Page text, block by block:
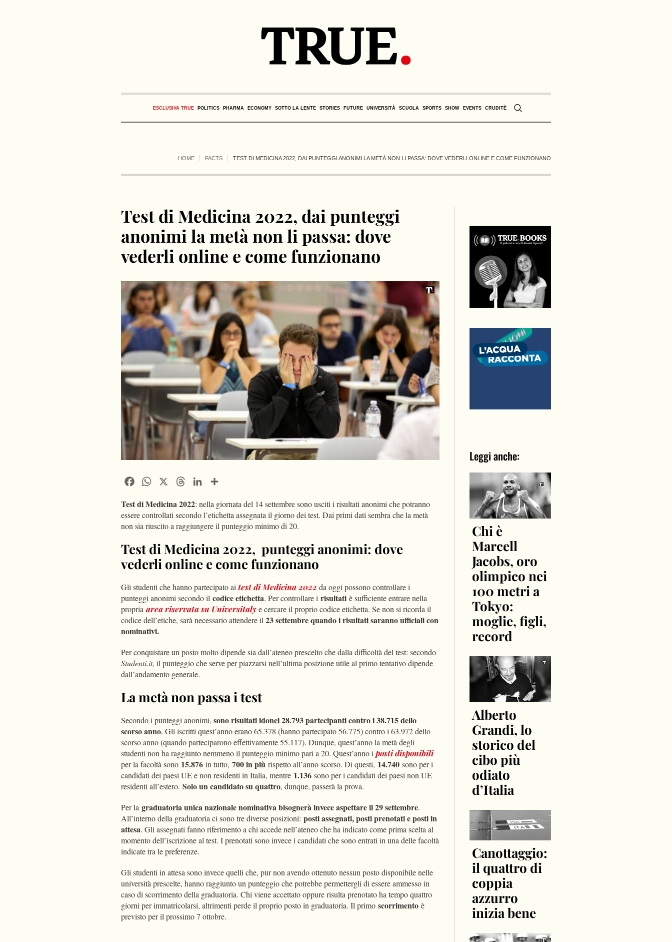
ESCLUSIVA TRUE POLITICS PHARMA ECONOMY SOTTO LA LENTE STORIES FUTURE UNIVERSITÀ SCUOLA SPORTS SHOW EVENTS CRUDITÈ
HOME FACTS TEST DI MEDICINA 2022, DAI PUNTEGGI ANONIMI LA METÀ NON LI PASSA: DOVE VEDERLI ONLINE E COME FUNZIONANO
Test di Medicina 2022, dai punteggi
anonimi la metà non li passa: dove
vederli online e come funzionano
FacebookWhatsApp ThreadsLinkedIn
Test di Medicina 2022: nella giornata del 14 settembre sono usciti i risultati anonimi che potranno
essere controllati secondo l’etichetta assegnata il giorno dei test. Dai primi dati sembra che la metà
non sia riuscito a raggiungere il punteggio minimo di 20.
Test di Medicina 2022, punteggi anonimi: dove
vederli online e come funzionano
Gli studenti che hanno partecipato aitest di Medicina 2022 da oggi possono controllare i
punteggi anonimi secondo il codice etichetta. Per controllare i risultati è sufficiente entrare nella
propria area riservata su Universitalye cercare il proprio codice etichetta. Se non si ricorda il
codice dell’etiche, sarà necessario attendere il23 settembre quando i risultati saranno ufficiali con
nominativi.
Per conquistare un posto molto dipende sia dall’ateneo prescelto che dalla difficoltà del test: secondo
Studenti.it, il punteggio che serve per piazzarsi nell’ultima posizione utile al primo tentativo dipende
dall’andamento generale.
La metà non passa i test
Secondo i punteggi anonimi, sono risultati idonei 28.793 partecipanti contro i 38.715 dello
scorso anno. Gli iscritti quest’anno erano 65.378 (hanno partecipato 56.775) contro i 63.972 dello
scorso anno (quando parteciparono effettivamente 55.117). Dunque, quest’anno la metà degli
studenti non ha raggiunto nemmeno il punteggio minimo pari a 20. Quest’anno iposti disponibili
per la facoltà sono 15.876 in tutto, 700 in più rispetto all’anno scorso. Di questi, 14.740 sono per i
candidati dei paesi UE e non residenti in Italia, mentre 1.136 sono per i candidati dei paesi non UE
residenti all’estero. Solo un candidato su quattro, dunque, passerà la prova.
Per la graduatoria unica nazionale nominativa bisognerà invece aspettare il 29 settembre.
All’interno della graduatoria ci sono tre diverse posizioni: posti assegnati, posti prenotati e posti in
attesa. Gli assegnati fanno riferimento a chi accede nell’ateneo che ha indicato come prima scelta al
momento dell’iscrizione al test. I prenotati sono invece i candidati che sono entrati in una delle facoltà
indicate tra le preferenze.
Gli studenti in attesa sono invece quelli che, pur non avendo ottenuto nessun posto disponibile nelle
università prescelte, hanno raggiunto un punteggio che potrebbe permettergli di essere ammesso in
caso di scorrimento della graduatoria. Chi viene accettato oppure risulta prenotato ha tempo quattro
giorni per immatricolarsi, altrimenti perde il proprio posto in graduatoria. Il primo scorrimento è
previsto per il prossimo 7 ottobre.
Leggi anche:
Chi è
Marcell
Jacobs, oro
olimpico nei
100 metri a
Tokyo:
moglie, figli,
record
Alberto
Grandi, lo
storico del
cibo più
odiato
d’Italia
Canottaggio:
il quattro di
coppia
azzurro
inizia bene